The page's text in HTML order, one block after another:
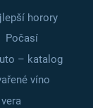
horory
Počasí
– katalog
víno